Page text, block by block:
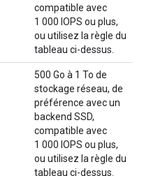
compatible avec
1 000 IOPS ou plus,
ou utilisez la règle du
tableau ci-dessus.
500 Go à 1 To de
stockage réseau, de
préférence avec un
backend SSD,
compatible avec
1 000 IOPS ou plus,
ou utilisez la règle du
tableau ci-dessus.